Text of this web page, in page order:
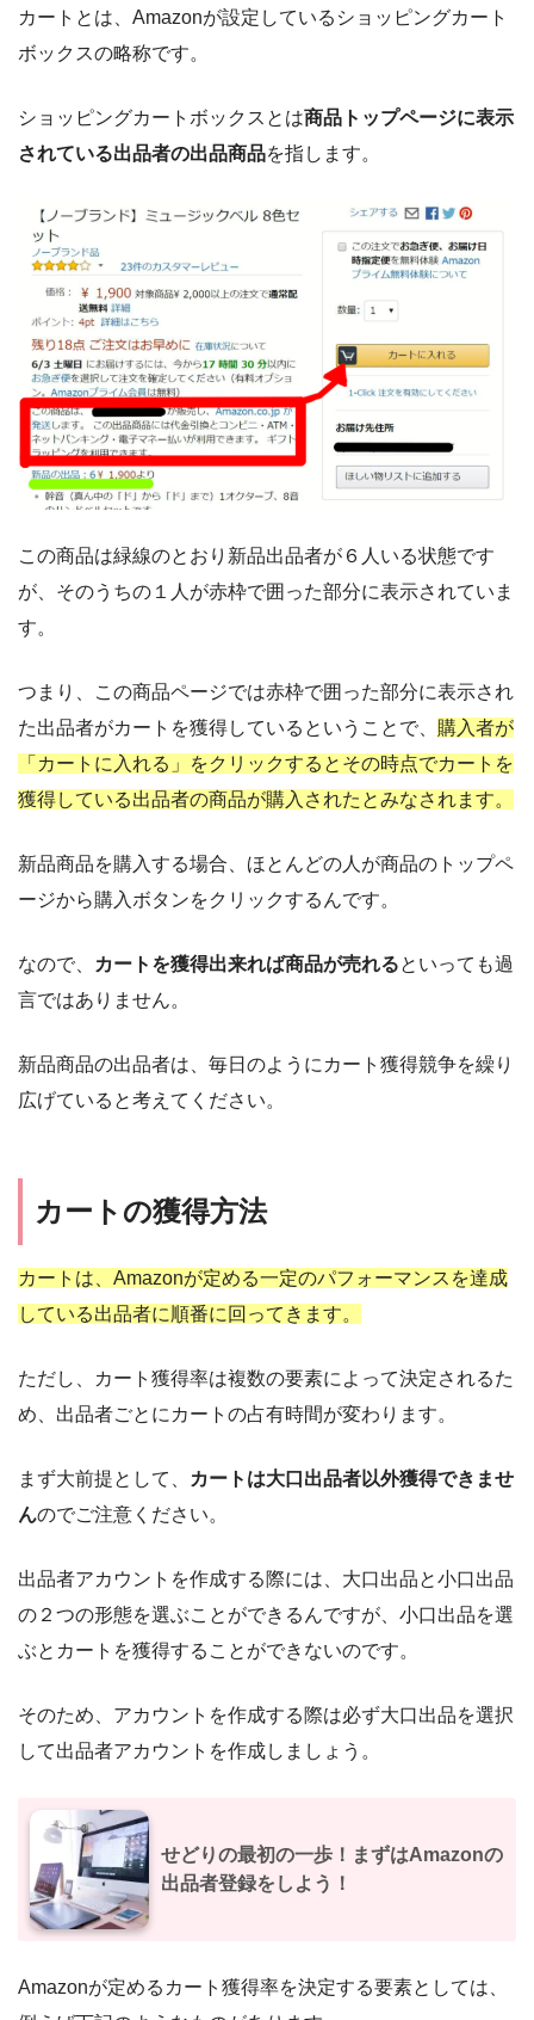
カートとは、Amazonが設定しているショッピングカート
ボックスの略称です。
ショッピングカートボックスとは商品トップページに表示
されている出品者の出品商品を指します。
この商品は緑線のとおり 新品出品者が６人いる状態です
が、 そのうちの１人が赤枠で囲った部分に表示されていま
す。
つまり、この商品ページでは赤枠で囲った部分に表示され
た出品者がカートを獲得しているということで、 購入者が
「カートに入れる」をクリックすると その時点でカートを
獲得している出品者の商品が購入されたとみなされます。
新品商品を購入する場合、 ほとんどの人が商品のトップペ
ージから購入ボタンをクリックするんです。
なので、 カートを獲得出来れば商品が売れるといっても過
言ではありません。
新品商品の出品者は、毎日のように カート獲得競争を繰り
広げていると考えてください。
カートの獲得方法
カートは、Amazonが定める一定のパフォーマンスを達成
している出品者に順番に回ってきます。
ただし、カート獲得率は複数の要素によって決定されるた
め、出品者ごとにカートの占有時間が変わります。
まず大前提として、
カートは大口出品者以外獲得できませ
んのでご注意ください。
出品者アカウントを作成する際には、大口出品と小口出品
の２つの形態を選ぶことができるんですが、小口出品を選
ぶとカートを獲得することができないのです。
そのため、アカウントを作成する際は必ず大口出品を選択
して出品者アカウントを作成しましょう。
せどりの最初の一歩！まずはAmazonの
出品者登録をしよう！
Amazonが定めるカート獲得率を決定する要素としては、